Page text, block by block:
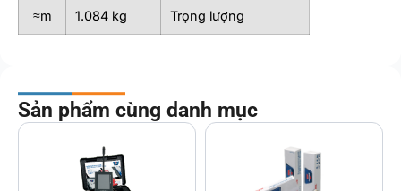
≈m 1.084 kg Trọng lượng
Sản phẩm cùng danh mục